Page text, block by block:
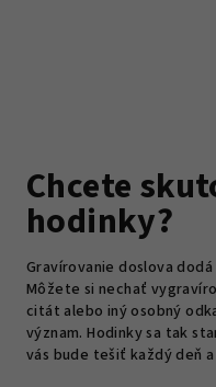
Chcete
hodinky?
Gravírovanie doslova
Môžete si nechať
citát alebo iný osobný
význam. Hodinky sa tak
vás bude tešiť každý deň